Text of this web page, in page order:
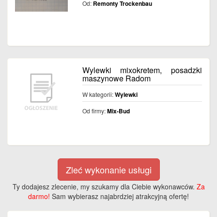
Od: Remonty Trockenbau
Wylewki mixokretem, posadzki
maszynowe Radom
W kategorii:Wylewki
Od firmy:Mix-Bud
Zleć wykonanie usługi
Ty dodajesz zlecenie, my szukamy dla Ciebie wykonawców. Za
darmo! Sam wybierasz najabrdziej atrakcyjną ofertę!